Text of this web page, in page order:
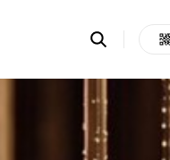
Search
search
area